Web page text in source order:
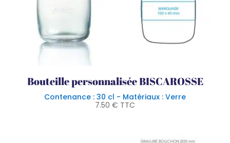
Bouteille personnalisée BISCAROSSE
Contenance : 30 cl - Matériaux : Verre
7.50 € TTC